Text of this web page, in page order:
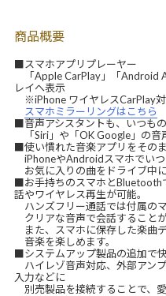
商品概要
■スマホアプリプレーヤー
「Apple CarPlay」「Android
レイへ表示
※iPhone ワイヤレスCarPlay
スマホミラーリングはこちら
■音声アシスタントも、いつも
「Siri」や「OK Google」の音
■使い慣れた音楽アプリをその
iPhoneやAndroidスマホでいつ
お気に入りの曲をドライブ中
■お手持ちのスマホと
話やワイヤレス再生が可能。
ハンズフリー通話では付属の
クリアな音声で会話することが
また、スマホに保存した楽曲
音楽を楽しめます。
■システムアップ製品の追加で
ハイレゾ音声対応、外部アン
入力などに
別売製品を接続することで、